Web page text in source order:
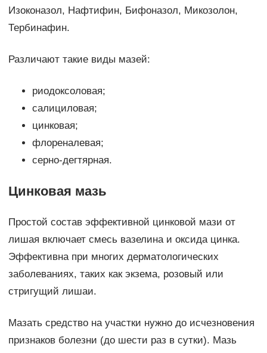
Изоконазол, Нафтифин, Бифоназол, Микозолон,
Тербинафин.
Различают такие виды мазей:
риодоксоловая;
салициловая;
цинковая;
флореналевая;
серно-дегтярная.
Цинковая мазь­
Простой состав эффективной цинковой мази от
лишая включает смесь вазелина и оксида цинка.
Эффективна при многих дерматологических
заболеваниях, таких как экзема, розовый или
стригущий лишаи.
Мазать средство на участки нужно до исчезновения
признаков болезни (до шести раз в сутки). Мазь